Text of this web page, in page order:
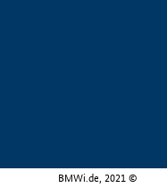
BMWi.de, 2021 ©